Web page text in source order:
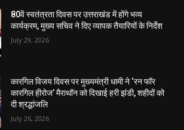
80वें स्वतंत्रता दिवस पर उत्तराखंड में होंगे भव्य
कार्यक्रम, मुख्य सचिव ने दिए व्यापक तैयारियों के निर्देश
July 29, 2026
कारगिल विजय दिवस पर मुख्यमंत्री धामी ने ‘रन फॉर
कारगिल हीरोज’ मैराथॉन को दिखाई हरी झंडी, शहीदों को
दी श्रद्धांजलि
July 26, 2026